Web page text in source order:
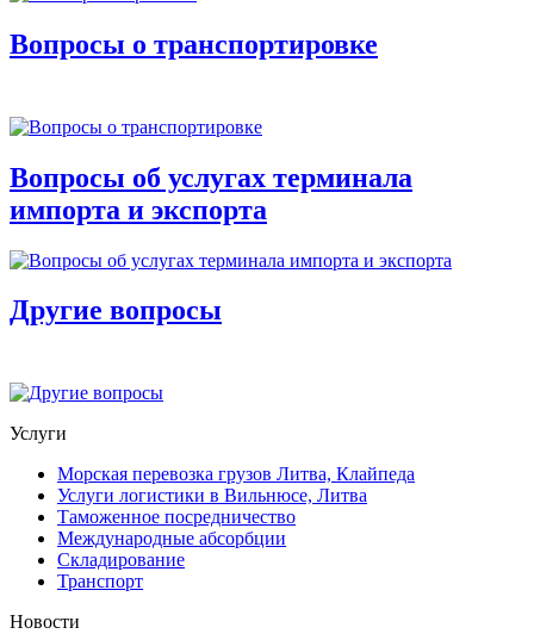
Вопросы о транспортировке
Вопросы об услугах терминала
импорта и экспорта
Другие вопросы
Услуги
Морская перевозка грузов Литва, Клайпеда
Услуги логистики в Вильнюсе, Литва
Таможенное посредничество
Международные абсорбции
Складирование
Транспорт
Новости